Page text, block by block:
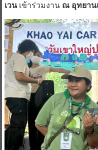
เวน เข้าร่วมงานณ อุทยาน